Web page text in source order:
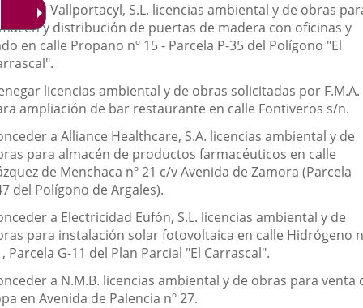
a Vallportacyl, S.L. licencias ambiental y de obras
y distribución de puertas de madera con oficinas y
en calle Propano nº 15 - Parcela P-35 del Polígono "El
licencias ambiental y de obras solicitadas por F.M.A.
ampliación de bar restaurante en calle Fontiveros s/n.
a Alliance Healthcare, S.A. licencias ambiental y de
para almacén de productos farmacéuticos en calle
de Menchaca nº 21 c/v Avenida de Zamora (Parcela
del Polígono de Argales).
a Electricidad Eufón, S.L. licencias ambiental y de
para instalación solar fotovoltaica en calle Hidrógeno
Parcela G-11 del Plan Parcial "El Carrascal".
a N.M.B. licencias ambiental y de obras para venta
en Avenida de Palencia nº 27.